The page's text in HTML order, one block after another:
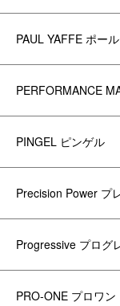
PAUL YAFFE ポー
PERFORMANCE
PINGEL ピンゲル
Precision Power プ
Progressive プログ
PRO-ONE プロワン